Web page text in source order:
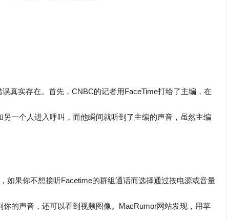
真实存在。首先，CNBC的记者用FaceTime打给了主编，在
一个人进入呼叫，而他瞬间就听到了主编的声音，虽然主编
如果你不想接听Facetime的群组通话而选择通过按电源或音量
的声音，还可以看到视频图像。MacRumor网站发现，用苹